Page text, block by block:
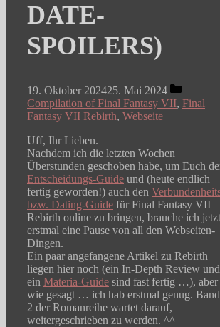
DATE-
SPOILERS)
19. Oktober 202425. Mai 2024
Compilation of Final Fantasy VII, Final
Fantasy VII Rebirth, Webseite
Uff, Ihr Lieben.
Nachdem ich die letzten Wochen
Überstunden geschoben habe, um Euch
Entscheidungs-Guide und (heute endlich
fertig geworden!) auch den
bzw. Dating-Guide für Final Fantasy VII
Rebirth online zu bringen, brauche ich jetzt
erstmal eine Pause von all den Webseiten-
Dingen.
Ein paar angefangene Artikel zu Rebirth
liegen hier noch (ein In-Depth Review und
ein Materia-Guide sind fast fertig …), aber
wie gesagt … ich hab erstmal genug. Band
2 der Romanreihe wartet darauf,
weitergeschrieben zu werden. ^^